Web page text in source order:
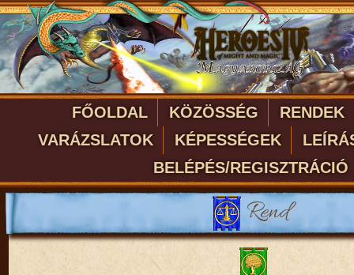
FŐOLDAL KÖZÖSSÉG
RENDEK
VARÁZSLATOK
KÉPESSÉGEK
BELÉPÉS/REGISZTRÁCIÓ
Rend